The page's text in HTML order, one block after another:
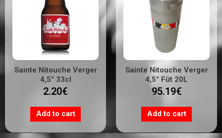
Sainte Nitouche Verger
4,5° 33cl
2.20€
Add to cart
Sainte Nitouche Verger
4,5° Fût 20L
95.19€
Add to cart